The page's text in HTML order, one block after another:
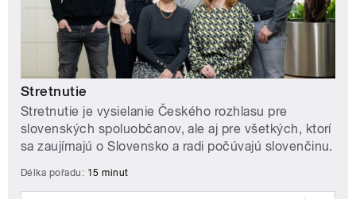
Stretnutie
Stretnutie je vysielanie Českého rozhlasu pre
slovenských spoluobčanov, ale aj pre všetkých, ktorí
sa zaujímajú o Slovensko a radi počúvajú slovenčinu.
Délka pořadu: 15 minut